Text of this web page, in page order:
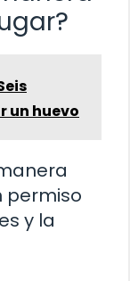
un huevo
permiso
y la